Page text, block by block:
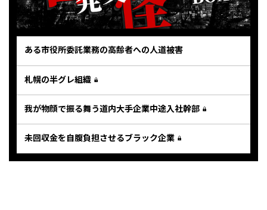
ある市役所委託業務の高齢者への人道被害
札幌の半グレ組織
我が物顔で振る舞う道内大手企業中途入社幹部
未回収金を自腹負担させるブラック企業